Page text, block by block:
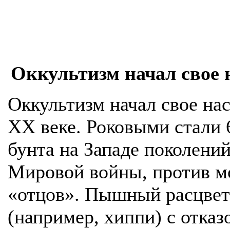
Оккультизм начал свое
Оккультизм начал свое
ХХ веке. Роковыми стали
бунта на Западе
Мировой войны, против
«отцов». Пышный
(например, хиппи) с